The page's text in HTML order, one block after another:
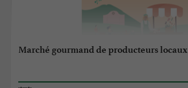
Marché gourmand de producteurs locaux